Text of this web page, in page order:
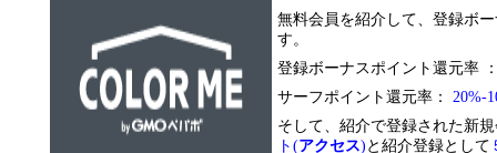
無料会員を紹介して、登録ボ
す。
登録ボーナスポイント還元率
サーフポイント還元率： 20%-
そして、紹介で登録された新
ト(アクセス)と紹介登録として